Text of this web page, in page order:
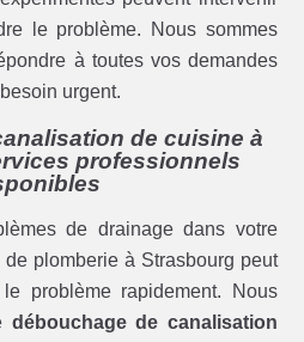
le problème. Nous sommes
à toutes vos demandes
urgent.
de cuisine à
professionnels
de drainage dans votre
plomberie à Strasbourg peut
problème rapidement. Nous
débouchage de canalisation